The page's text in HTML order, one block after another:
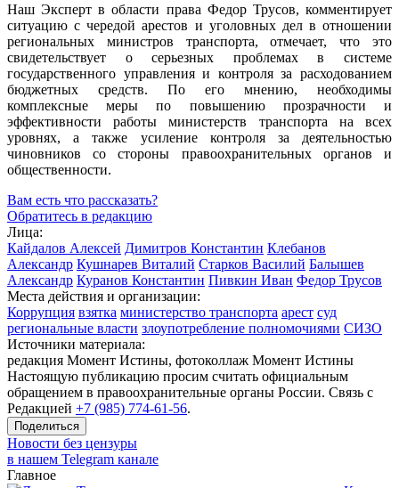
Наш Эксперт в области права Федор Трусов, комментирует
ситуацию с чередой арестов и уголовных дел в отношении
региональных министров транспорта, отмечает, что это
свидетельствует о серьезных проблемах в системе
государственного управления и контроля за расходованием
бюджетных средств. По его мнению, необходимы
комплексные меры по повышению прозрачности и
эффективности работы министерств транспорта на всех
уровнях, а также усиление контроля за деятельностью
чиновников со стороны правоохранительных органов и
общественности.
Вам есть что рассказать?
Обратитесь в редакцию
Лица:
Кайдалов Алексей Димитров Константин Клебанов
Александр Кушнарев Виталий Старков Василий Балышев
Александр Куранов Константин Пивкин Иван Федор Трусов
Места действия и организации:
Коррупция взятка министерство транспорта арест суд
региональные власти злоупотребление полномочиями СИЗО
Источники материала:
редакция Момент Истины, фотоколлаж Момент Истины
Настоящую публикацию просим считать официальным
обращением в правоохранительные органы России. Связь с
Редакцией +7 (985) 774-61-56.
Поделиться
Новости без цензуры
в нашем Telegram канале
Главное